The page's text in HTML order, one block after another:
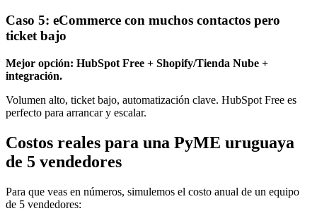
Caso 5: eCommerce con muchos contactos pero
ticket bajo
Mejor opción: HubSpot Free + Shopify/Tienda Nube +
integración.
Volumen alto, ticket bajo, automatización clave. HubSpot Free es
perfecto para arrancar y escalar.
Costos reales para una PyME uruguaya
de 5 vendedores
Para que veas en números, simulemos el costo anual de un equipo
de 5 vendedores: